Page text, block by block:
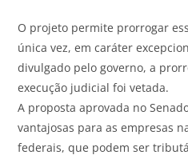
O projeto permite prorrogar
única vez, em caráter
divulgado pelo governo, a
execução judicial foi vetada.
A proposta aprovada no
vantajosas para as empresas
federais, que podem ser